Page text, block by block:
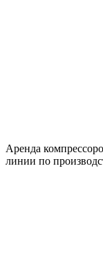
Аренда
линии по